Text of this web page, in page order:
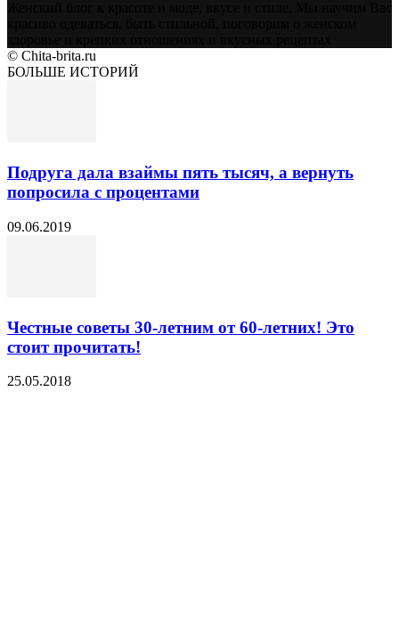
© Chita-brita.ru
БОЛЬШЕ ИСТОРИЙ
Подруга дала взаймы пять тысяч, а вернуть
попросила с процентами
09.06.2019
Честные советы 30-летним от 60-летних! Это
стоит прочитать!
25.05.2018